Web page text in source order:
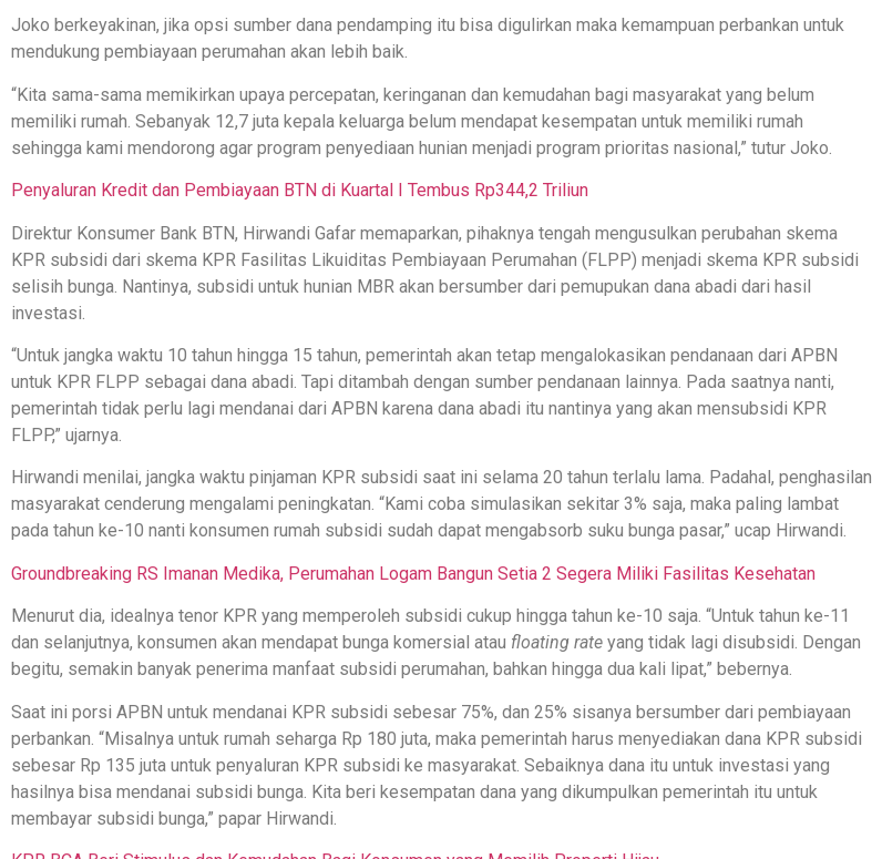
Joko berkeyakinan, jika opsi sumber dana pendamping itu bisa digulirkan maka kemampuan perbankan untuk
mendukung pembiayaan perumahan akan lebih baik.
“Kita sama-sama memikirkan upaya percepatan, keringanan dan kemudahan bagi masyarakat yang belum
memiliki rumah. Sebanyak 12,7 juta kepala keluarga belum mendapat kesempatan untuk memiliki rumah
sehingga kami mendorong agar program penyediaan hunian menjadi program prioritas nasional,” tutur Joko.
Penyaluran Kredit dan Pembiayaan BTN di Kuartal I Tembus Rp344,2 Triliun
Direktur Konsumer Bank BTN, Hirwandi Gafar memaparkan, pihaknya tengah mengusulkan perubahan skema
KPR subsidi dari skema KPR Fasilitas Likuiditas Pembiayaan Perumahan (FLPP) menjadi skema KPR subsidi
selisih bunga. Nantinya, subsidi untuk hunian MBR akan bersumber dari pemupukan dana abadi dari hasil
investasi.
“Untuk jangka waktu 10 tahun hingga 15 tahun, pemerintah akan tetap mengalokasikan pendanaan dari APBN
untuk KPR FLPP sebagai dana abadi. Tapi ditambah dengan sumber pendanaan lainnya. Pada saatnya nanti,
pemerintah tidak perlu lagi mendanai dari APBN karena dana abadi itu nantinya yang akan mensubsidi KPR
FLPP,” ujarnya.
Hirwandi menilai, jangka waktu pinjaman KPR subsidi saat ini selama 20 tahun terlalu lama. Padahal, penghasilan
masyarakat cenderung mengalami peningkatan. “Kami coba simulasikan sekitar 3% saja, maka paling lambat
pada tahun ke-10 nanti konsumen rumah subsidi sudah dapat mengabsorb suku bunga pasar,” ucap Hirwandi.
Groundbreaking RS Imanan Medika, Perumahan Logam Bangun Setia 2 Segera Miliki Fasilitas Kesehatan
Menurut dia, idealnya tenor KPR yang memperoleh subsidi cukup hingga tahun ke-10 saja. “Untuk tahun ke-11
dan selanjutnya, konsumen akan mendapat bunga komersial atau floating rate yang tidak lagi disubsidi. Dengan
begitu, semakin banyak penerima manfaat subsidi perumahan, bahkan hingga dua kali lipat,” bebernya.
Saat ini porsi APBN untuk mendanai KPR subsidi sebesar 75%, dan 25% sisanya bersumber dari pembiayaan
perbankan. “Misalnya untuk rumah seharga Rp 180 juta, maka pemerintah harus menyediakan dana KPR subsidi
sebesar Rp 135 juta untuk penyaluran KPR subsidi ke masyarakat. Sebaiknya dana itu untuk investasi yang
hasilnya bisa mendanai subsidi bunga. Kita beri kesempatan dana yang dikumpulkan pemerintah itu untuk
membayar subsidi bunga,” papar Hirwandi.